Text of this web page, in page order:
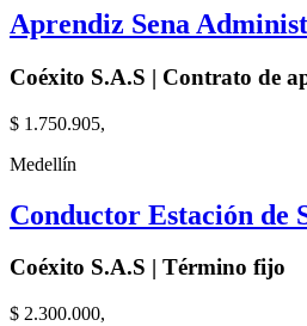
Aprendiz Sena
Coéxito S.A.S | Contrato de
$ 1.750.905,
Medellín
Conductor Estación de
Coéxito S.A.S | Término fijo
$ 2.300.000,